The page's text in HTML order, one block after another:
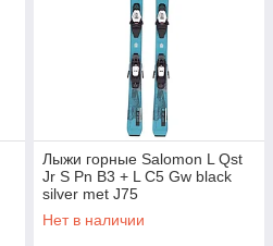
Лыжи горные Salomon L Qst
Jr S Pn B3 + L C5 Gw black
silver met J75
Нет в наличии